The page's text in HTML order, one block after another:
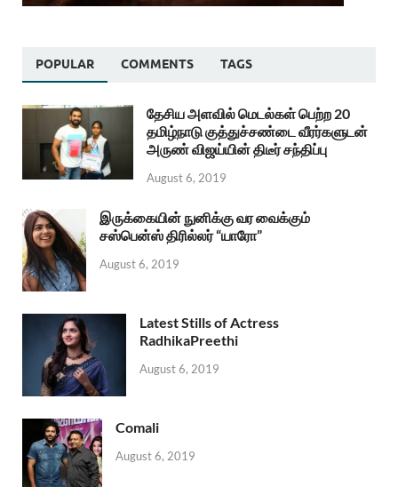
POPULAR COMMENTS TAGS
தேசிய அளவில் மெடல்கள் பெற்ற 20
தமிழ்நாடு குத்துச்சண்டை வீரர்களுடன்
அருண் விஜய்யின் திடீர் சந்திப்பு
August 6, 2019
இருக்கையின் நுனிக்கு வர வைக்கும்
சஸ்பென்ஸ் திரில்லர் “யாரோ”
August 6, 2019
Latest Stills of Actress
RadhikaPreethi
August 6, 2019
Comali
August 6, 2019